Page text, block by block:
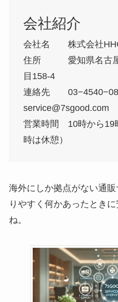
会社紹介
会社名 株式会社
住所 愛知県名古屋
目158-4
連絡先
service@7sgood.com
営業時間 10時から19
時は休憩）
海外にしか拠点がない通
りやすく何かあったとき
ね。